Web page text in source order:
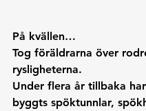
På kvällen…
Tog föräldrarna över
rysligheterna.
Under flera år tillbaka
byggts spöktunnlar,